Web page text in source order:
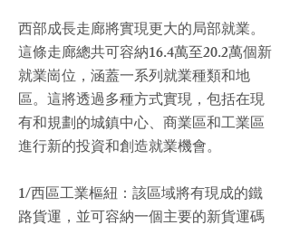
西部成長走廊將實現更大的局部就業。
這條走廊總共可容納16.4萬至20.2萬個新
就業崗位，涵蓋一系列就業種類和地
區。這將透過多種方式實現，包括在現
有和規劃的城鎮中心、商業區和工業區
進行新的投資和創造就業機會。
1/西區工業樞紐：該區域將有現成的鐵
路貨運，並可容納一個主要的新貨運碼